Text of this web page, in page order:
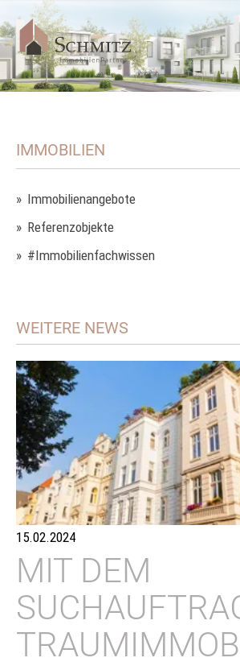
15.02.2024
MIT DEM
IMMOBILIEN
Immobilienangebote
Referenzobjekte
#Immobilienfachwissen
WEITERE NEWS